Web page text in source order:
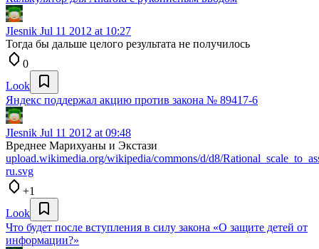
JIesnik Jul 11 2012 at 10:27
Тогда бы дальше целого результата не получилось
0
Look
Яндекс поддержал акцию против закона № 89417-6
JIesnik Jul 11 2012 at 09:48
Вреднее Марихуаны и Экстази
upload.wikimedia.org/wikipedia/commons/d/d8/
ru.svg
+1
Look
Что будет после вступления в силу закона «О защите детей от
информации?»